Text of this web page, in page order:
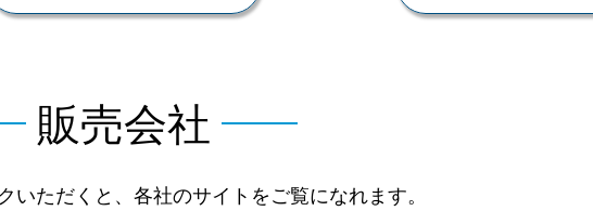
販売会社
いただくと、各社のサイトをご覧になれます。